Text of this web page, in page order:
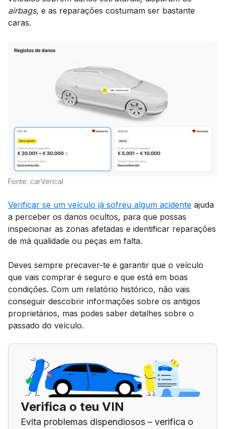
airbags, e as reparações costumam ser bastante
caras.
Fonte: carVerical
Verificar se um veículo já sofreu algum acidente ajuda
a perceber os danos ocultos, para que possas
inspecionar as zonas afetadas e identificar reparações
de má qualidade ou peças em falta.
Deves sempre precaver-te e garantir que o veículo
que vais comprar é seguro e que está em boas
condições. Com um relatório histórico, não vais
conseguir descobrir informações sobre os antigos
proprietários, mas podes saber detalhes sobre o
passado do veículo.
Verifica o teu VIN
Evita problemas dispendiosos – verifica o